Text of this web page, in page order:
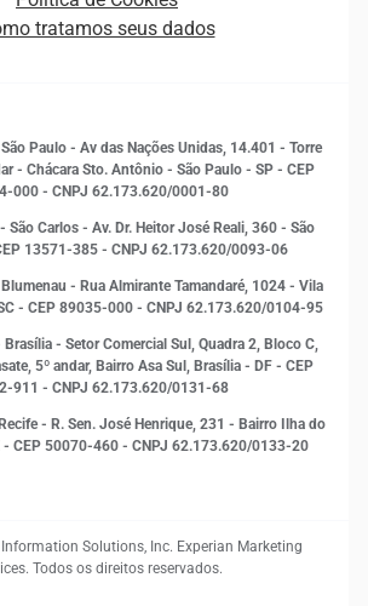
tratamos seus dados
Paulo - Av das Nações Unidas, 14.401 - Torre
- Chácara Sto. Antônio - São Paulo - SP - CEP
000 - CNPJ 62.173.620/0001-80
São Carlos - Av. Dr. Heitor José Reali, 360 - São
13571-385 - CNPJ 62.173.620/0093-06
- Rua Almirante Tamandaré, 1024 - Vila
- CEP 89035-000 - CNPJ 62.173.620/0104-95
- Setor Comercial Sul, Quadra 2, Bloco C,
5º andar, Bairro Asa Sul, Brasília - DF - CEP
911 - CNPJ 62.173.620/0131-68
- R. Sen. José Henrique, 231 - Bairro Ilha do
- CEP 50070-460 - CNPJ 62.173.620/0133-20
Solutions, Inc. Experian Marketing
Todos os direitos reservados.